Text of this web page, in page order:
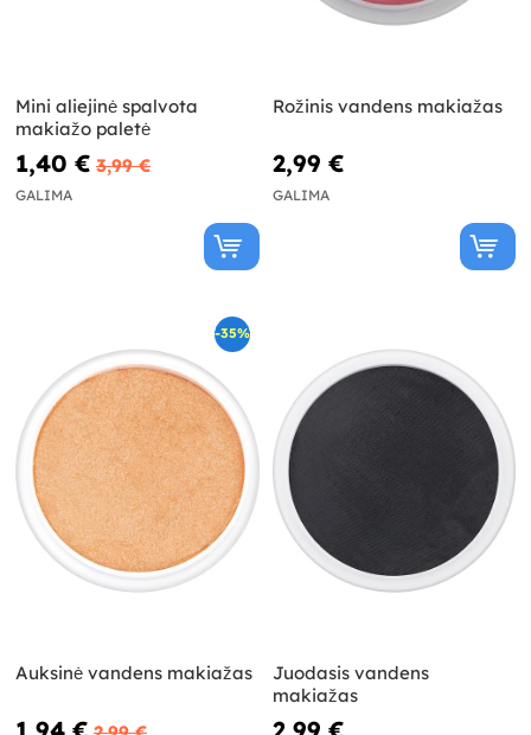
Mini aliejinė spalvota
makiažo paletė
1,40 € 3,99 €
GALIMA
Rožinis vandens makiažas
2,99 €
GALIMA
-35%
Auksinė vandens makiažas
Juodasis vandens
makiažas